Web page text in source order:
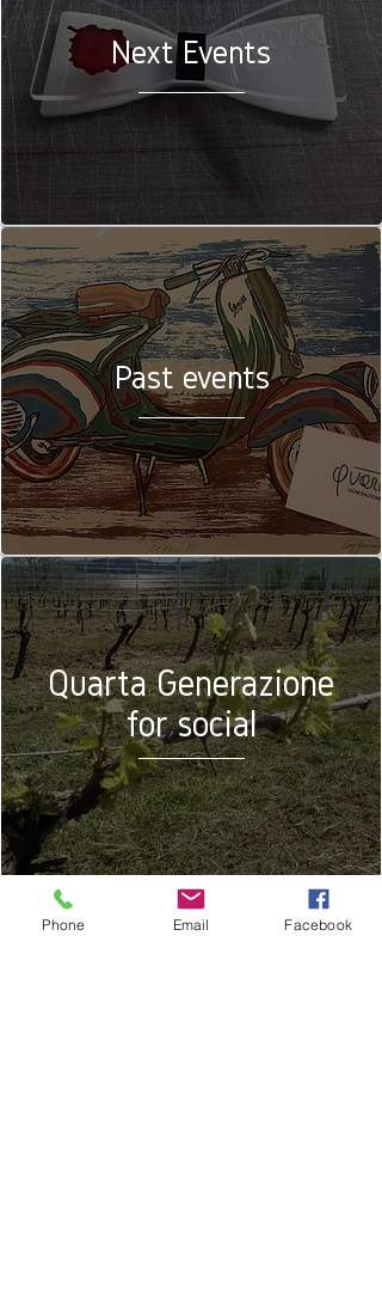
Next Events
Past events
Quarta Generazione
for social
Phone Email Facebook